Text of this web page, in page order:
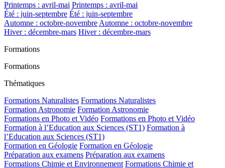
Printemps : avril-mai Printemps : avril-mai
Été : juin-septembre Été : juin-septembre
Automne : octobre-novembreAutomne : octobre-novembre
Hiver : décembre-mars Hiver : décembre-mars
Formations
Formations
Thématiques
Formations Naturalistes Formations Naturalistes
Formation Astronomie Formation Astronomie
Formations en Photo et Vidéo Formations en Photo et Vidéo
Formation à l’Education aux Sciences (ST1) Formation à
l’Education aux Sciences (ST1)
Formation en Géologie Formation en Géologie
Préparation aux examens Préparation aux examens
Formations Chimie et Environnement Formations Chimie et